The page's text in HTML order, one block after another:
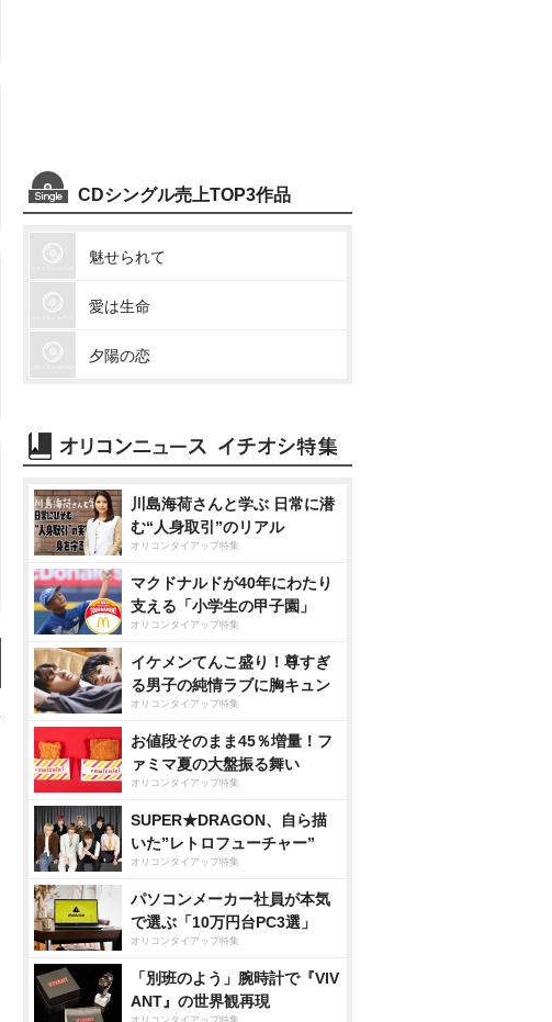
CDシングル売上TOP3作品
魅せられて
愛は生命
夕陽の恋
川島海荷さんと学ぶ 日常に潜
む“人身取引”のリアル
オリコンタイアップ特集
マクドナルドが40年にわたり
支える「小学生の甲子園」
オリコンタイアップ特集
イケメンてんこ盛り！尊すぎ
る男子の純情ラブに胸キュン
オリコンタイアップ特集
お値段そのまま45％増量！フ
ァミマ夏の大盤振る舞い
オリコンタイアップ特集
SUPER★DRAGON、自ら描
いた”レトロフューチャー”
オリコンタイアップ特集
パソコンメーカー社員が本気
で選ぶ「10万円台PC3選」
オリコンタイアップ特集
「別班のよう」腕時計で『VIV
ANT』の世界観再現
オリコンタイアップ特集